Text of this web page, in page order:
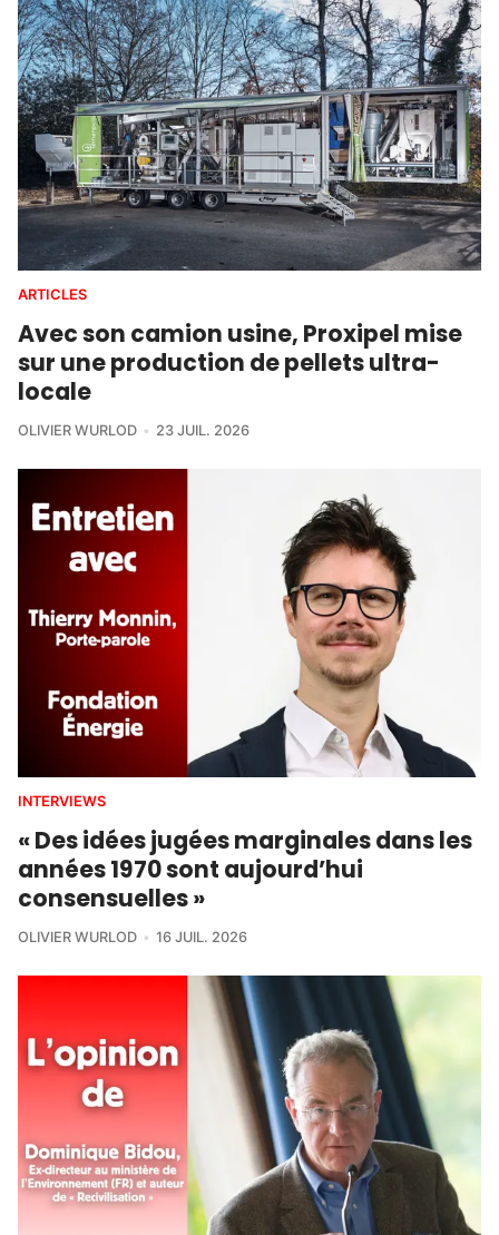
ARTICLES
Avec son camion usine, Proxipel mise
sur une production de pellets ultra-
locale
OLIVIER WURLOD 23 JUIL. 2026
INTERVIEWS
« Des idées jugées marginales dans les
années 1970 sont aujourd’hui
consensuelles »
OLIVIER WURLOD 16 JUIL. 2026